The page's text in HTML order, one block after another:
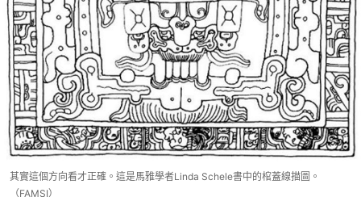
其實這個方向看才正確。這是馬雅學者Linda Schele書中的棺蓋線描圖。
（FAMSI）